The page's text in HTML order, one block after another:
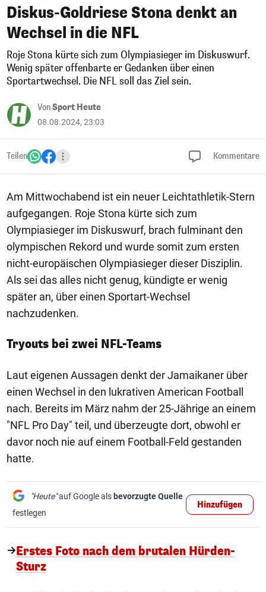
Diskus-Goldriese Stona denkt an
Wechsel in die NFL
Roje Stona kürte sich zum Olympiasieger im Diskuswurf.
Wenig später offenbarte er Gedanken über einen
Sportartwechsel. Die NFL soll das Ziel sein.
VonSport Heute
08.08.2024, 23:03
Teilen Kommentare
Am Mittwochabend ist ein neuer Leichtathletik-Stern
aufgegangen. Roje Stona kürte sich zum
Olympiasieger im Diskuswurf, brach fulminant den
olympischen Rekord und wurde somit zum ersten
nicht-europäischen Olympiasieger dieser Disziplin.
Als sei das alles nicht genug, kündigte er wenig
später an, über einen Sportart-Wechsel
nachzudenken.
Tryouts bei zwei NFL-Teams
Laut eigenen Aussagen denkt der Jamaikaner über
einen Wechsel in den lukrativen American Football
nach. Bereits im März nahm der 25-Jährige an einem
"NFL Pro Day" teil, und überzeugte dort, obwohl er
davor noch nie auf einem Football-Feld gestanden
hatte.
"Heute"auf Google als bevorzugte Quelle
festlegen
Hinzufügen
Erstes Foto nach dem brutalen Hürden-
Sturz